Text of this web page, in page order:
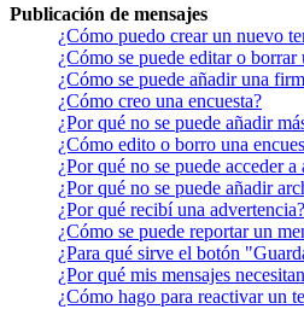
Publicación de mensajes
¿Cómo puedo crear un nuevo
¿Cómo se puede editar o borrar
¿Cómo se puede añadir una
¿Cómo creo una encuesta?
¿Por qué no se puede añadir
¿Cómo edito o borro una
¿Por qué no se puede acceder
¿Por qué no se puede añadir
¿Por qué recibí una advertencia?
¿Cómo se puede reportar un
¿Para qué sirve el botón
¿Por qué mis mensajes
¿Cómo hago para reactivar un